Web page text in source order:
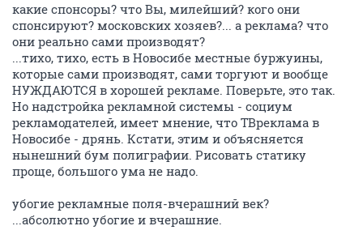
какие спонсоры? что Вы, милейший? кого они
спонсируют? московских хозяев?... а реклама? что
они реально сами производят?
...тихо, тихо, есть в Новосибе местные буржуины,
которые сами производят, сами торгуют и вообще
НУЖДАЮТСЯ в хорошей рекламе. Поверьте, это так.
Но надстройка рекламной системы - социум
рекламодателей, имеет мнение, что ТВреклама в
Новосибе - дрянь. Кстати, этим и объясняется
нынешний бум полиграфии. Рисовать статику
проще, большого ума не надо.
убогие рекламные поля-вчерашний век?
...абсолютно убогие и вчерашние.